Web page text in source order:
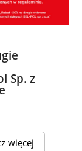
Sp. z
więcej